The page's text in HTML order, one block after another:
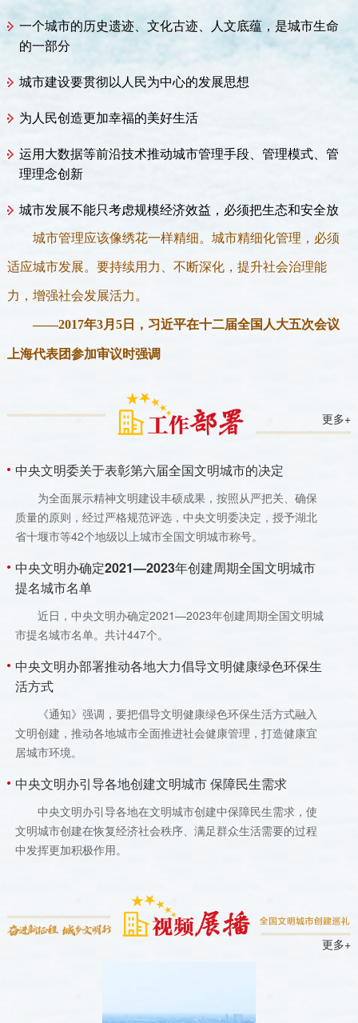
一个城市的历史遗迹、文化古迹、人文底蕴，是城市生命
的一部分
城市建设要贯彻以人民为中心的发展思想
为人民创造更加幸福的美好生活
运用大数据等前沿技术推动城市管理手段、管理模式、管
理理念创新
城市发展不能只考虑规模经济效益，必须把生态和安全放
在更加突出的位置
科学合理规划城市的生产空间、生活空间、生态空间
人民城市人民建、人民城市为人民
把城市建设成为人与人、人与自然和谐共生的美丽家园
打造高品质生活空间，推进城市群交通一体化
城市管理应该像绣花一样精细。城市精细化管理，必须
适应城市发展。要持续用力、不断深化，提升社会治理能
力，增强社会发展活力。
——2017年3月5日，习近平在十二届全国人大五次会议
上海代表团参加审议时强调
更多+
中央文明委关于表彰第六届全国文明城市的决定
为全面展示精神文明建设丰硕成果，按照从严把关、确保
质量的原则，经过严格规范评选，中央文明委决定，授予湖北
省十堰市等42个地级以上城市全国文明城市称号。
中央文明办确定2021—2023年创建周期全国文明城市
提名城市名单
近日，中央文明办确定2021—2023年创建周期全国文明城
市提名城市名单。共计447个。
中央文明办部署推动各地大力倡导文明健康绿色环保生
活方式
《通知》强调，要把倡导文明健康绿色环保生活方式融入
文明创建，推动各地城市全面推进社会健康管理，打造健康宜
居城市环境。
中央文明办引导各地创建文明城市 保障民生需求
中央文明办引导各地在文明城市创建中保障民生需求，使
文明城市创建在恢复经济社会秩序、满足群众生活需要的过程
中发挥更加积极作用。
更多+